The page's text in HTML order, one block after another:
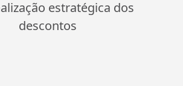
estratégica dos
descontos